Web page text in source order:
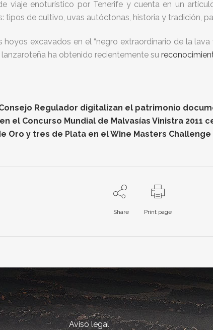
viaje enoturístico por Tenerife y cuenta en un
tipos de cultivo, uvas autóctonas, historia y tradición,
hoyos excavados en el “negro extraordinario de la
ha obtenido recientemente su
Regulador digitalizan el patrimonio
el Concurso Mundial de Malvasías Vinistra 2011
Oro y tres de Plata en el Wine Masters
Share Print page
Aviso legal